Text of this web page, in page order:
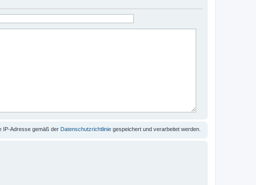
IP-Adresse gemäß der Datenschutzrichtlinie gespeichert und verarbeitet werden.